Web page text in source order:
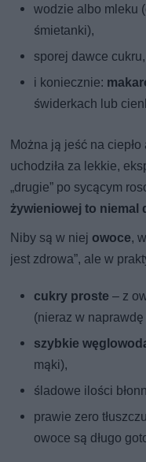
wodzie albo mleku
śmietanki),
sporej dawce cukru,
i koniecznie:
świderkach lub
Można ją jeść na
uchodziła za lekkie,
„drugie” po sycącym
żywieniowej to niemal
Niby są w niej owoce,
jest zdrowa”, ale w
cukry proste – z
(nieraz w
szybkie
mąki),
śladowe ilości
prawie zero
owoce są długo